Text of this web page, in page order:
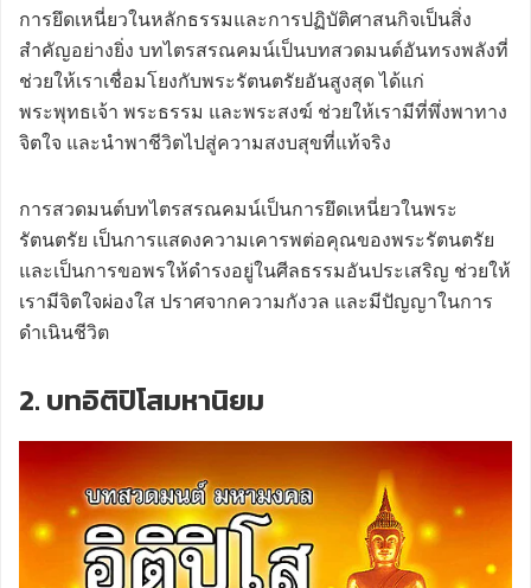
การยึดเหนี่ยวในหลักธรรมและการปฏิบัติศาสนกิจเป็นสิ่ง
สำคัญอย่างยิ่ง บทไตรสรณคมน์เป็นบทสวดมนต์อันทรงพลังที่
ช่วยให้เราเชื่อมโยงกับพระรัตนตรัยอันสูงสุด ได้แก่
พระพุทธเจ้า พระธรรม และพระสงฆ์ ช่วยให้เรามีที่พึ่งพาทาง
จิตใจ และนำพาชีวิตไปสู่ความสงบสุขที่แท้จริง
การสวดมนต์บทไตรสรณคมน์เป็นการยึดเหนี่ยวในพระ
รัตนตรัย เป็นการแสดงความเคารพต่อคุณของพระรัตนตรัย
และเป็นการขอพรให้ดำรงอยู่ในศีลธรรมอันประเสริญ ช่วยให้
เรามีจิตใจผ่องใส ปราศจากความกังวล และมีปัญญาในการ
ดำเนินชีวิต
2. บทอิติปิโสมหานิยม